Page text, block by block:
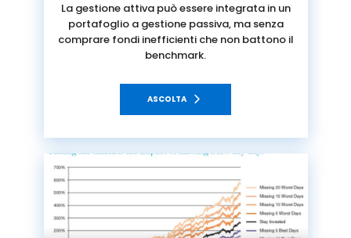
La gestione attiva può essere integrata in un
portafoglio a gestione passiva, ma senza
comprare fondi inefficienti che non battono il
benchmark.
ASCOLTA